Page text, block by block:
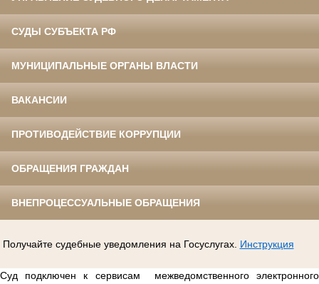
СУДЫ СУБЪЕКТА РФ
МУНИЦИПАЛЬНЫЕ ОРГАНЫ ВЛАСТИ
ВАКАНСИИ
ПРОТИВОДЕЙСТВИЕ КОРРУПЦИИ
ОБРАЩЕНИЯ ГРАЖДАН
ВНЕПРОЦЕССУАЛЬНЫЕ ОБРАЩЕНИЯ
Получайте судебные уведомления на Госуслугах. Инструкция
Суд подключен к сервисам межведомственного электронного